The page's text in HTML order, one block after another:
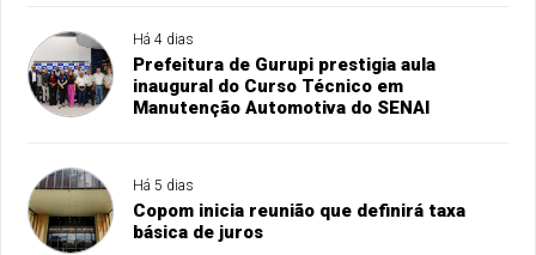
Há 4 dias
Prefeitura de Gurupi prestigia aula
inaugural do Curso Técnico em
Manutenção Automotiva do SENAI
Há 5 dias
Copom inicia reunião que definirá taxa
básica de juros